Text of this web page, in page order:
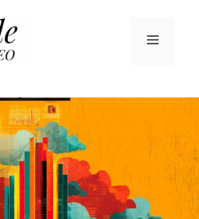
Menu